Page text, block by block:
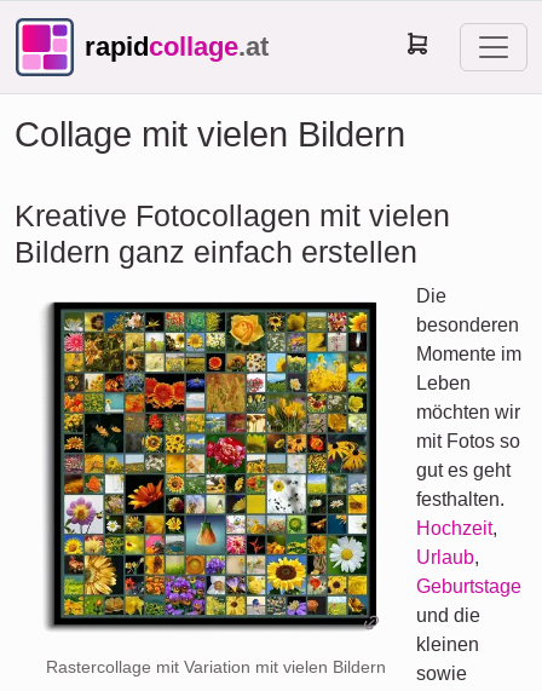
rapidcollage.at
Collage mit vielen Bildern
Kreative Fotocollagen mit vielen
Bildern ganz einfach erstellen
Rastercollage mit Variation mit vielen Bildern
Die
besonderen
Momente im
Leben
möchten wir
mit Fotos so
gut es geht
festhalten.
Hochzeit,
Urlaub,
Geburtstage
und die
kleinen
sowie